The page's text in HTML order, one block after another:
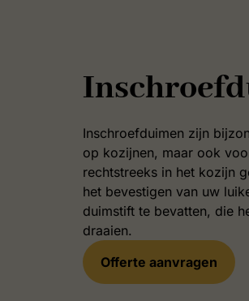
Inschroefduimen zijn
op kozijnen, maar ook
rechtstreeks in het kozijn
het bevestigen van uw
duimstift te bevatten, die
draaien.
Offerte aanvragen